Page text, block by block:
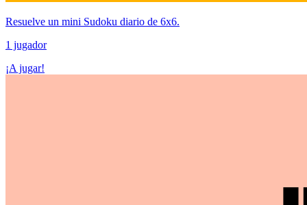
Resuelve un mini Sudoku diario de 6x6.
1 jugador
¡A jugar!